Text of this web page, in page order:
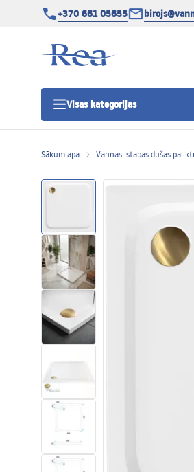
+370 661 05655
Visas kategorijas
Vannas istabas dušas paliktņi
Lineāras dušas notekas
Tualetes
Izlietnes
Vannas un ekrāni
Vannas istabas jaucējkrāni
Sākumlapa Vannas istabas dušas